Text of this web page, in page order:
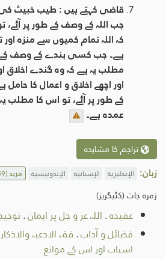
قاضی کہتے ہیں : طیب خبیث
جب اللہ کے وصف کے طور پر
کہ اللہ تمام کمیوں سے منزہ
ہے۔ جب کسی بندے کے وصف کے
مطلب یہ ہے کہ وہ گندے اخلاق
اور اچھے اخلاق و اعمال کا
کے طور پر آئے، تو اس کا مطلب
عمدہ ہے۔
تراجم کا مشاہدہ
زبان: الإنجليزية الإسبانية الإندونيسية مزید(59)
زمرہ جات (کٹیگریز)
عقیدہ. اللہ عز و جل پر ایمان.
فضائل و آداب. فقہ الادعیہ والاذکار
اسباب اور اس کے موانع